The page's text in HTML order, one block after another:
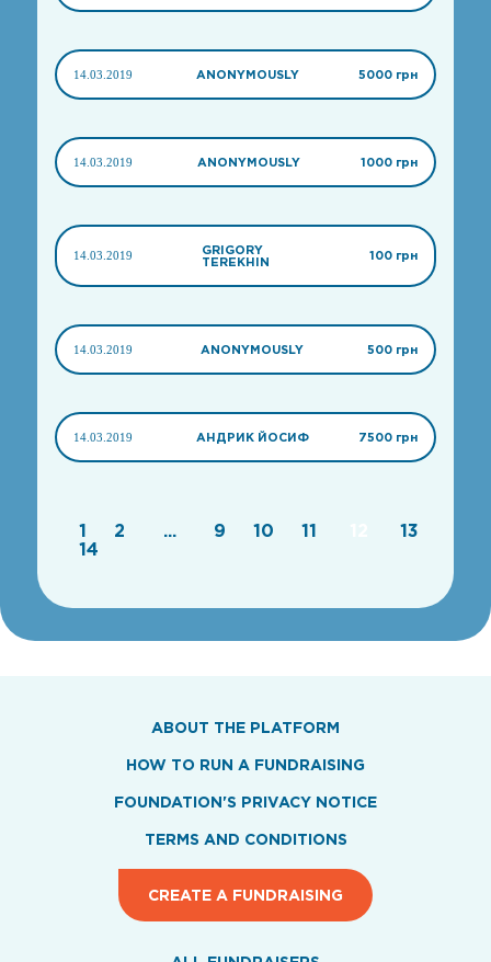
14.03.2019 ANONYMOUSLY 5000 грн
14.03.2019 ANONYMOUSLY 1000 грн
14.03.2019
GRIGORY
TEREKHIN
100 грн
14.03.2019 ANONYMOUSLY 500 грн
14.03.2019 АНДРИК ЙОСИФ 7500 грн
1 2 ... 9 10 11
13
14
ABOUT THE PLATFORM
HOW TO RUN A FUNDRAISING
FOUNDATION'S PRIVACY NOTICE
TERMS AND CONDITIONS
CREATE A FUNDRAISING